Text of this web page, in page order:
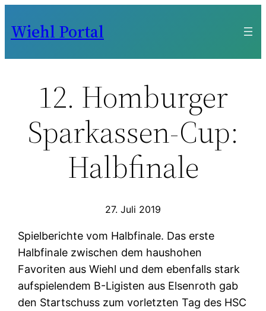
Inhalt
Wiehl Portal
12. Homburger
Sparkassen-Cup:
Halbfinale
27. Juli 2019
Spielberichte vom Halbfinale. Das erste
Halbfinale zwischen dem haushohen
Favoriten aus Wiehl und dem ebenfalls stark
aufspielendem B-Ligisten aus Elsenroth gab
den Startschuss zum vorletzten Tag des HSC